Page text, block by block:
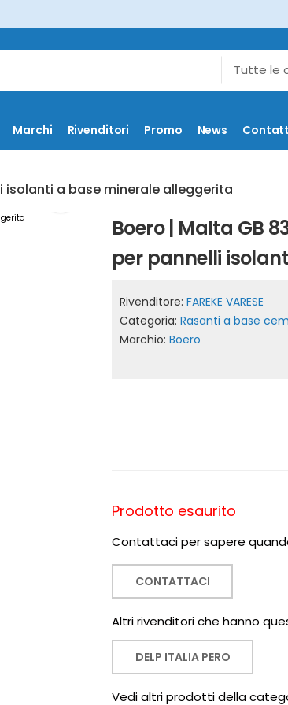
Marchi Rivenditori Promo News
isolanti a base minerale alleggerita
Boero | Malta GB
per pannelli
Rivenditore: FAREKE VARESE
Categoria: Rasanti a base
Marchio: Boero
Prodotto esaurito
Contattaci per sapere
CONTATTACI
Altri rivenditori che hanno
DELP ITALIA PERO
Vedi altri prodotti della